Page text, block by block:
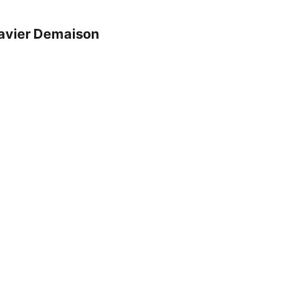
Demaison